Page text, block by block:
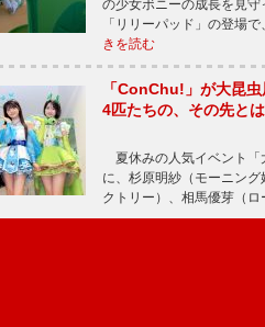
の少女ボニーの成長を見
「リリーパッド」の登場
きを読む
「ConChu!」が大昆
4匹たちの、その先とは
夏休みの人気イベント「
に、杉原明紗（モーニン
クトリー）、相馬優芽（